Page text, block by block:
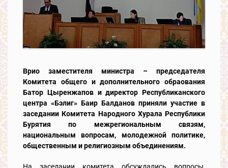
Врио заместителя министра – председателя
Комитета общего и дополнительного обраования
Батор Цыренжапов и директор Республиканского
центра «Бэлиг» Баир Балданов приняли участие в
заседании Комитета Народного Хурала Республики
Бурятия по межрегиональным связям,
национальным вопросам, молодежной политике,
общественным и религиозным объединениям.
На заседании комитета обсуждались вопросы,